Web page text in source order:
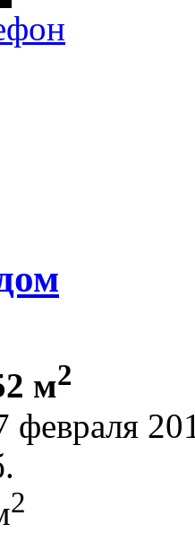
м2
февраля
2